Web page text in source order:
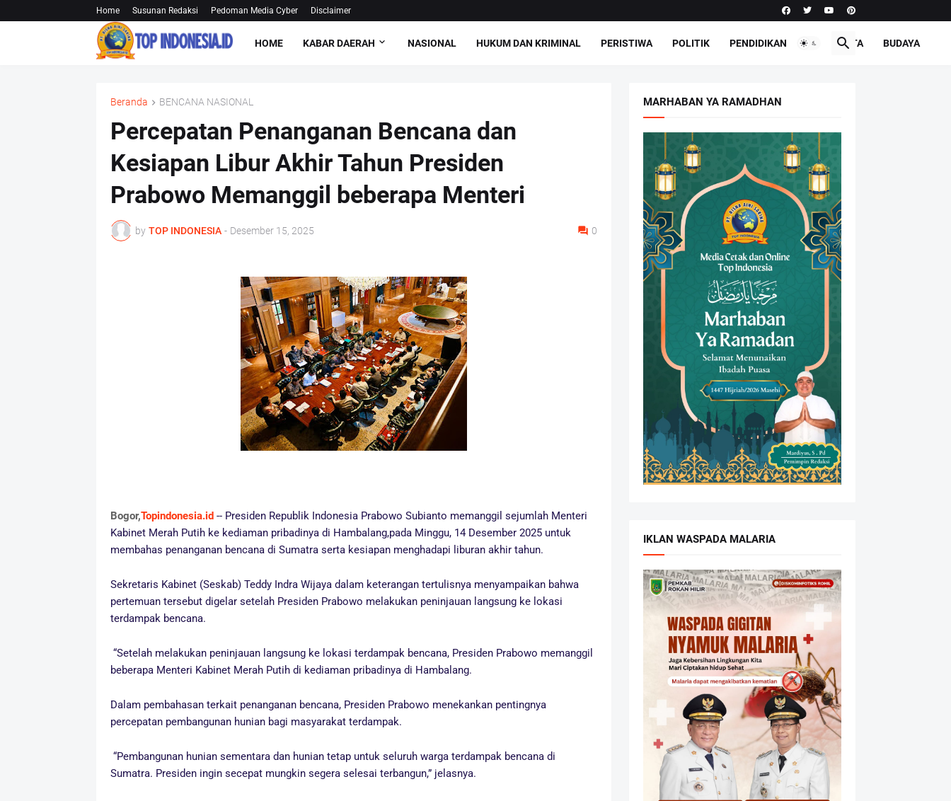
Home Susunan Redaksi Pedoman Media Cyber Disclaimer
HOME KABAR DAERAH NASIONAL HUKUM DAN KRIMINAL PERISTIWA POLITIK PENDIDIKAN PARIWISATA BUDAYA
Beranda BENCANA NASIONAL
Percepatan Penanganan Bencana dan
Kesiapan Libur Akhir Tahun Presiden
Prabowo Memanggil beberapa Menteri
by TOP INDONESIA - Desember 15, 2025 0
Bogor,Topindonesia.id -- Presiden Republik Indonesia Prabowo Subianto memanggil sejumlah Menteri
Kabinet Merah Putih ke kediaman pribadinya di Hambalang,pada Minggu, 14 Desember 2025 untuk
membahas penanganan bencana di Sumatra serta kesiapan menghadapi liburan akhir tahun.
Sekretaris Kabinet (Seskab) Teddy Indra Wijaya dalam keterangan tertulisnya menyampaikan bahwa
pertemuan tersebut digelar setelah Presiden Prabowo melakukan peninjauan langsung ke lokasi
terdampak bencana.
“Setelah melakukan peninjauan langsung ke lokasi terdampak bencana, Presiden Prabowo memanggil
beberapa Menteri Kabinet Merah Putih di kediaman pribadinya di Hambalang.
Dalam pembahasan terkait penanganan bencana, Presiden Prabowo menekankan pentingnya
percepatan pembangunan hunian bagi masyarakat terdampak.
“Pembangunan hunian sementara dan hunian tetap untuk seluruh warga terdampak bencana di
Sumatra. Presiden ingin secepat mungkin segera selesai terbangun,” jelasnya.
MARHABAN YA RAMADHAN
IKLAN WASPADA MALARIA